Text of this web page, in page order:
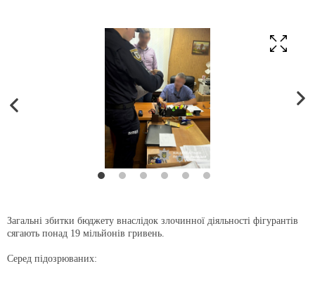
Загальні збитки бюджету внаслідок злочинної діяльності фігурантів
сягають понад 19 мільйонів гривень.
Серед підозрюваних: